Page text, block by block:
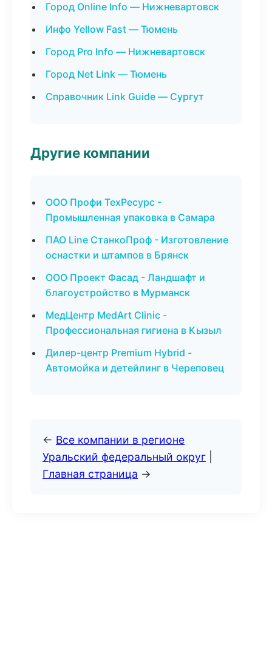
Город Online Info — Нижневартовск
Инфо Yellow Fast — Тюмень
Город Pro Info — Нижневартовск
Город Net Link — Тюмень
Справочник Link Guide — Сургут
Другие компании
ООО Профи ТехРесурс -
Промышленная упаковка в Самара
ПАО Line СтанкоПроф - Изготовление
оснастки и штампов в Брянск
ООО Проект Фасад - Ландшафт и
благоустройство в Мурманск
МедЦентр MedArt Clinic -
Профессиональная гигиена в Кызыл
Дилер-центр Premium Hybrid -
Автомойка и детейлинг в Череповец
← Все компании в регионе
Уральский федеральный округ
Главная страница →